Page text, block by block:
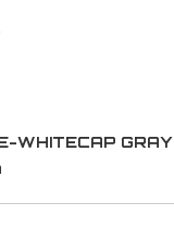
WHITECAP GRAY